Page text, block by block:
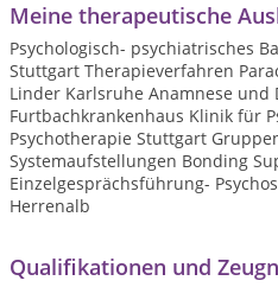
Meine therapeutische
Psychologisch- psychiatrisches
Stuttgart Therapieverfahren
Linder Karlsruhe Anamnese und
Furtbachkrankenhaus Klinik für
Psychotherapie Stuttgart
Systemaufstellungen Bonding
Einzelgesprächsführung-
Herrenalb
Qualifikationen und